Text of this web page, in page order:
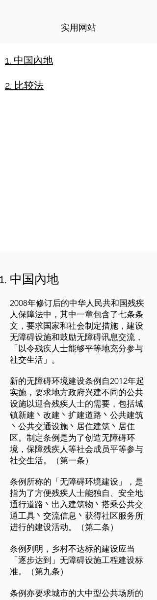
实用网站
1. 中国內地
2. 比较法
中国內地
2008年修订后的中华人民共和国残疾
人保障法中，其中一章包含了七条条
文，要求国家和社会制定措施，建设
无障碍设施和鼓励无障碍讯息交流，
「以令残疾人士能够平等地充分参与
社交生活」。
新的无障碍环境建设条例自2012年起
实施，要求地方政府兴建不同的公共
设施以迎合残疾人士的需要，包括城
镇新建丶改建丶扩建道路丶公共建筑
丶公共交通设施丶居住建筑丶居住
区。制定条例是为了创造无障碍环
境，保障残疾人等社会成员平等参与
社交生活。（第一条）
条例所称的「无障碍环境建设」，是
指为了方便残疾人士能独自、安全地
通行道路丶出入建筑物丶搭乘公共交
通工具丶交流信息丶获得社区服务所
进行的建设活动。（第二条）
条例列明，乡村不达标的建设应当
「逐步达到」无障碍设施工程建设标
准。（第九条）
条例亦要求城市的大中型公共场所的